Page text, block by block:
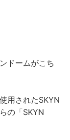
ドームがこち
用されたSKYN
の「SKYN